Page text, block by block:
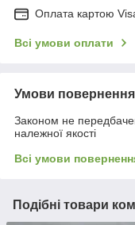
Оплата картою
Всі умови оплати
Умови повернення
Законом не
належної якості
Всі умови
Подібні товари